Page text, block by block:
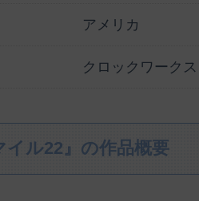
アメリカ
クロックワークス
イル22』の作品概要